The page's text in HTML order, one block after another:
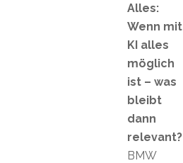
Alles:
Wenn mit
KI alles
möglich
ist – was
bleibt
dann
relevant?
BMW